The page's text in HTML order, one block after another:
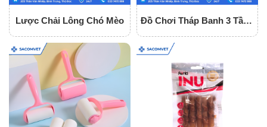
Lược Chải Lông Chó Mèo
Đồ Chơi Tháp Banh 3 Tầng